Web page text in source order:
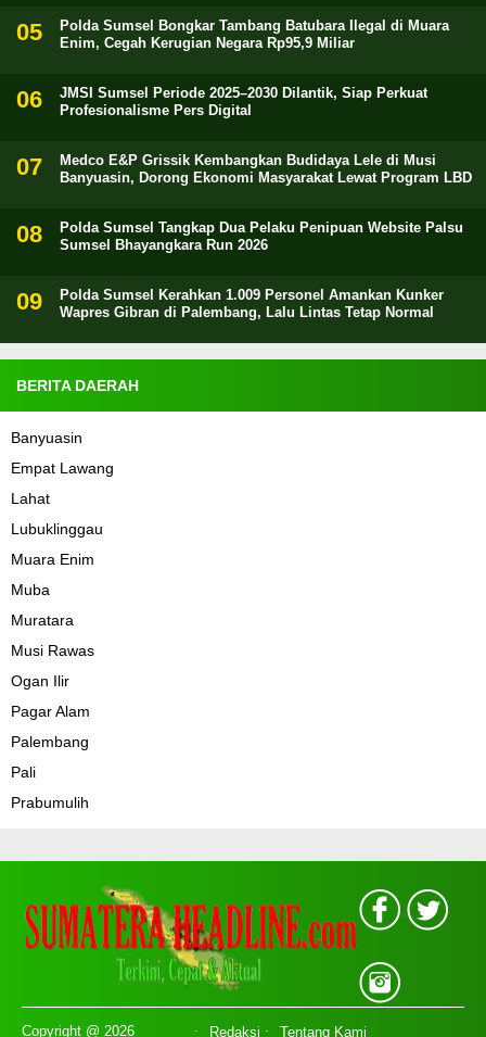
Polda Sumsel Bongkar Tambang Batubara Ilegal di Muara
Enim, Cegah Kerugian Negara Rp95,9 Miliar
JMSI Sumsel Periode 2025–2030 Dilantik, Siap Perkuat
Profesionalisme Pers Digital
Medco E&P Grissik Kembangkan Budidaya Lele di Musi
Banyuasin, Dorong Ekonomi Masyarakat Lewat Program LBD
Polda Sumsel Tangkap Dua Pelaku Penipuan Website Palsu
Sumsel Bhayangkara Run 2026
Polda Sumsel Kerahkan 1.009 Personel Amankan Kunker
Wapres Gibran di Palembang, Lalu Lintas Tetap Normal
BERITA DAERAH
Banyuasin
Empat Lawang
Lahat
Lubuklinggau
Muara Enim
Muba
Muratara
Musi Rawas
Ogan Ilir
Pagar Alam
Palembang
Pali
Prabumulih
Copyright @ 2026 Redaksi Tentang Kami